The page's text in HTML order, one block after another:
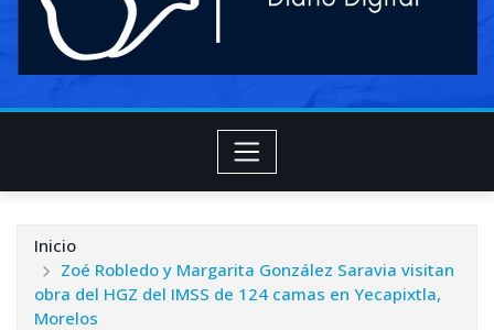
Inicio
Zoé Robledo y Margarita González Saravia visitan
obra del HGZ del IMSS de 124 camas en Yecapixtla,
Morelos